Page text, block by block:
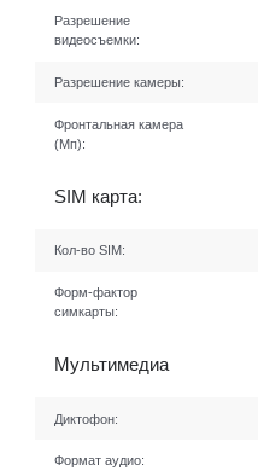
Разрешение
видеосъемки:
Разрешение камеры:
Фронтальная камера
(Мп):
SIM карта:
Кол-во SIM:
Форм-фактор
симкарты:
Мультимедиа
Диктофон:
Формат аудио: